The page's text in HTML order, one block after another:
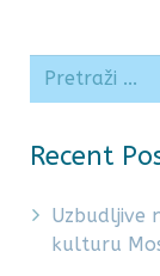
Recent
Uzbudljive
kulturu